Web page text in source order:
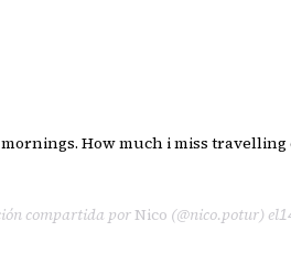
How much i miss
compartida porNico (@nico.potur) el